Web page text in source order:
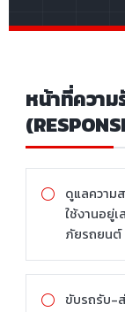
หน้าที่ควา
ดูแลความ
ใช้งานอยู่
ภัยรถยนต์
ขับรถรับ-